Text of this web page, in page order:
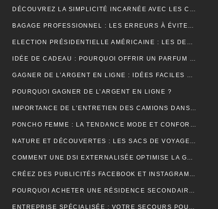
DÉCOUVREZ LA SIMPLICITÉ INCARNÉE AVEC LES CRÉDENCES DE CUISINE EFFET MARBRE
BAGAGE PROFESSIONNEL : LES ERREURS À ÉVITER POUR UN LOOK RAFFINÉ
ELECTION PRÉSIDENTIELLE AMÉRICAINE : LES DEUX CAMPS SONT RELIÉS PAR LEURS CRAINTES
IDÉE DE CADEAU : POURQUOI OFFRIR UN PARFUM POUR UN ANNIVERSAIRE ?
GAGNER DE L’ARGENT EN LIGNE : IDÉES FACILES ET ACCESSIBLES POUR DÉBUTANTS
POURQUOI GAGNER DE L’ARGENT EN LIGNE ?
IMPORTANCE DE L’ENTRETIEN DES CAMIONS DANS LE MONDE DU TRANSPORT ROUTIER
PONCHO FEMME : LA TENDANCE MODE ET CONFORT POUR L’HIVER
NATURE ET DÉCOUVERTES : LES SACS DE VOYAGE À COMPRESSION POUR OPTIMISER CHAQUE AVENTURE
COMMENT UNE DSI EXTERNALISÉE OPTIMISE LA GESTION DE VOTRE SYSTÈME D’INFORMATION ?
CRÉEZ DES PUBLICITÉS FACEBOOK ET INSTAGRAM EFFICACES POUR VOTRE BUSINESS
POURQUOI ACHETER UNE RÉSIDENCE SECONDAIRE DANS LA STATION BALNÉAIRE DE PORTICCIO EN CORSE DU SUD, DANS LE GOLFE D’AJACCIO ?
ENTREPRISE SPÉCIALISÉE : VOTRE SECOURS POUR FACILITER VOTRE DÉMÉNAGEMENT